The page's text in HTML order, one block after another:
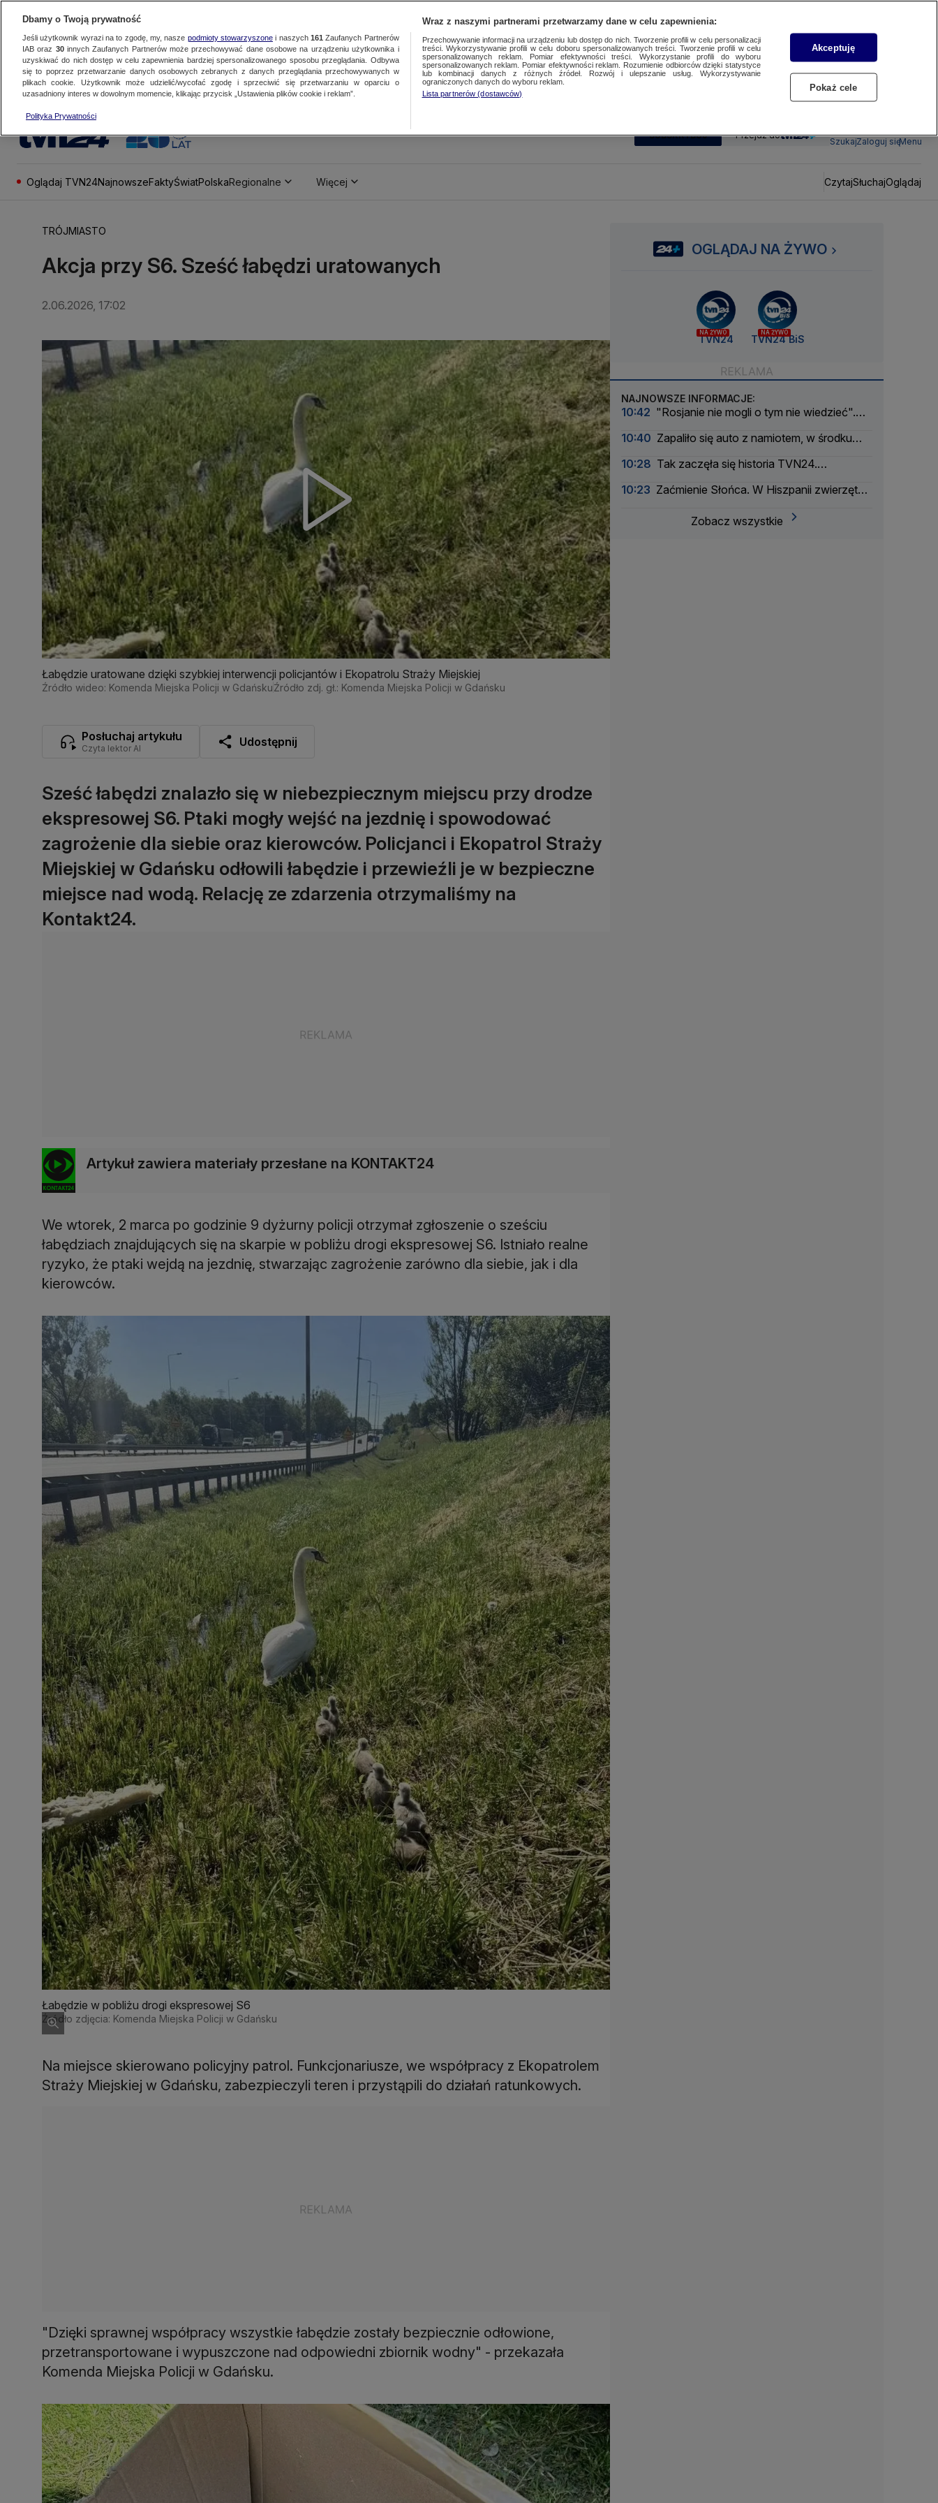
SUBSKRYBUJ Przejdź do
SzukajZaloguj sięMenu
Oglądaj TVN24NajnowszeFaktyŚwiatPolskaRegionalne Więcej CzytajSłuchajOglądaj
TRÓJMIASTO
Akcja przy S6. Sześć łabędzi uratowanych
2.06.2026, 17:02
Łabędzie uratowane dzięki szybkiej interwencji policjantów i Ekopatrolu Straży Miejskiej
Źródło wideo: Komenda Miejska Policji w GdańskuŹródło zdj. gł.: Komenda Miejska Policji w Gdańsku
Posłuchaj artykułu
Czyta lektor AI Udostępnij
Sześć łabędzi znalazło się w niebezpiecznym miejscu przy drodze
ekspresowej S6. Ptaki mogły wejść na jezdnię i spowodować
zagrożenie dla siebie oraz kierowców. Policjanci i Ekopatrol Straży
Miejskiej w Gdańsku odłowili łabędzie i przewieźli je w bezpieczne
miejsce nad wodą. Relację ze zdarzenia otrzymaliśmy na
Kontakt24.
Artykuł zawiera materiały przesłane na KONTAKT24
We wtorek, 2 marca po godzinie 9 dyżurny policji otrzymał zgłoszenie o sześciu
łabędziach znajdujących się na skarpie w pobliżu drogi ekspresowej S6. Istniało realne
ryzyko, że ptaki wejdą na jezdnię, stwarzając zagrożenie zarówno dla siebie, jak i dla
kierowców.
Łabędzie w pobliżu drogi ekspresowej S6
Źródło zdjęcia: Komenda Miejska Policji w Gdańsku
Na miejsce skierowano policyjny patrol. Funkcjonariusze, we współpracy z Ekopatrolem
Straży Miejskiej w Gdańsku, zabezpieczyli teren i przystąpili do działań ratunkowych.
"Dzięki sprawnej współpracy wszystkie łabędzie zostały bezpiecznie odłowione,
przetransportowane i wypuszczone nad odpowiedni zbiornik wodny" - przekazała
Komenda Miejska Policji w Gdańsku.
OGLĄDAJ NA ŻYWO
NA ŻYWO
TVN24
NA ŻYWO
TVN24 BiS
NAJNOWSZE INFORMACJE:
10:42 "Rosjanie nie mogli o tym nie wiedzieć".
10:40 Zapaliło się auto z namiotem, w środku
10:28 Tak zaczęła się historia TVN24.
10:23 Zaćmienie Słońca. W Hiszpanii zwierzęta
Zobacz wszystkie
Dbamy o Twoją prywatność
Jeśli użytkownik wyrazi na to zgodę, my, nasze podmioty stowarzyszonei naszych 161 Zaufanych Partnerów
IAB oraz 30innych Zaufanych Partnerów może przechowywać dane osobowe na urządzeniu użytkownika i
uzyskiwać do nich dostęp w celu zapewnienia bardziej spersonalizowanego sposobu przeglądania. Odbywa
się to poprzez przetwarzanie danych osobowych zebranych z danych przeglądania przechowywanych w
plikach cookie. Użytkownik może udzielić/wycofać zgodę i sprzeciwić się przetwarzaniu w oparciu o
uzasadniony interes w dowolnym momencie, klikając przycisk „Ustawienia plików cookie i reklam”.
Polityka Prywatności
Wraz z naszymi partnerami przetwarzamy dane w celu zapewnienia:
Przechowywanie informacji na urządzeniu lub dostęp do nich. Tworzenie profili w celu personalizacji
treści. Wykorzystywanie profili w celu doboru spersonalizowanych treści. Tworzenie profili w celu
spersonalizowanych reklam. Pomiar efektywności treści. Wykorzystanie profili do wyboru
spersonalizowanych reklam. Pomiar efektywności reklam. Rozumienie odbiorców dzięki statystyce
lub kombinacji danych z różnych źródeł. Rozwój i ulepszanie usług. Wykorzystywanie
ograniczonych danych do wyboru reklam.
Lista partnerów (dostawców)
Akceptuję
Pokaż cele